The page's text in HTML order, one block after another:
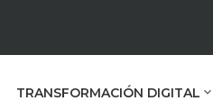
TRANSFORMACIÓN DIGITAL